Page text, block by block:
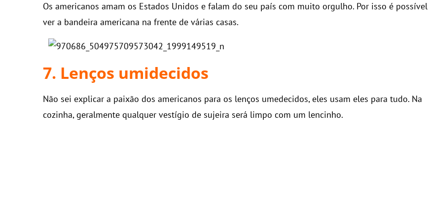
Os americanos amam os Estados Unidos e falam do seu país com muito orgulho. Por isso é possível
ver a bandeira americana na frente de várias casas.
7. Lenços umidecidos
Não sei explicar a paixão dos americanos para os lenços umedecidos, eles usam eles para tudo. Na
cozinha, geralmente qualquer vestígio de sujeira será limpo com um lencinho.